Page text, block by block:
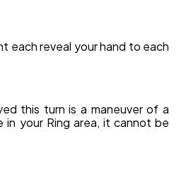
each reveal your hand to each
this turn is a maneuver of a
your Ring area, it cannot be